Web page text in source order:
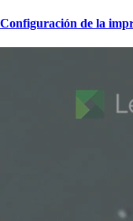
Configuración de la